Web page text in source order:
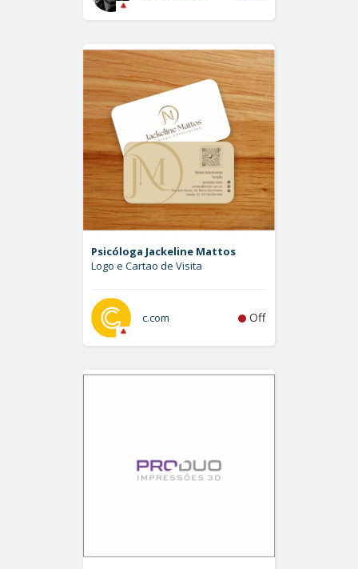
Psicóloga Jackeline Mattos
Logo e Cartao de Visita
c.com Off